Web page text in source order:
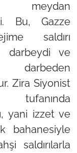
meydan
Bu, Gazze
saldırı
darbeydi ve
Zira Siyonist
yani izzet ve
bahanesiyle
saldırılarla